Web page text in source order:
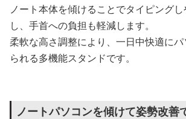
ノート本体を傾けることでタイピング
し、手首への負担も軽減します。
柔軟な高さ調整により、一日中快適に
られる多機能スタンドです。
ノートパソコンを傾けて姿勢改善